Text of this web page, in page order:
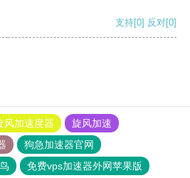
支持[0] 反对[0]
风加速度器
旋风加速
狗急加速器官网
免费vps加速器外网苹果版